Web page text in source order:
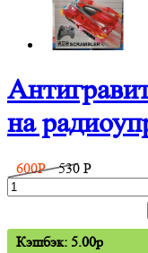
на
600P 530 P
Кэшбэк: 5.00p